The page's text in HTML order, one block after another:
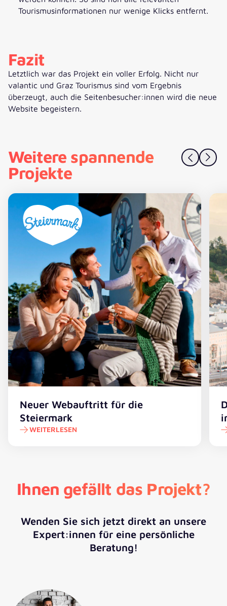
Tourismusinformationen nur wenige Klicks entfernt.
Fazit
Letztlich war das Projekt ein voller Erfolg. Nicht nur
valantic und Graz Tourismus sind vom Ergebnis
überzeugt, auch die Seitenbesucher:innen wird die neue
Website begeistern.
Weitere spannende
Projekte
Neuer Webauftritt für die
Steiermark
WEITERLESEN
Neuer Webauftritt für die Steiermark
Ihnen gefällt das Projekt?
Wenden Sie sich jetzt direkt an unsere
Expert:innen für eine persönliche
Beratung!